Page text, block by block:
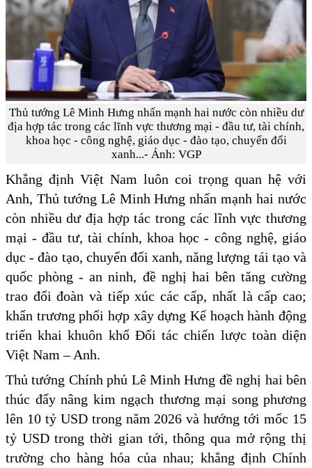
Thủ tướng Lê Minh Hưng nhấn mạnh hai nước còn nhiều dư
địa hợp tác trong các lĩnh vực thương mại - đầu tư, tài chính,
khoa học - công nghệ, giáo dục - đào tạo, chuyển đổi
xanh...- Ảnh: VGP
Khẳng định Việt Nam luôn coi trọng quan hệ với
Anh, Thủ tướng Lê Minh Hưng nhấn mạnh hai nước
còn nhiều dư địa hợp tác trong các lĩnh vực thương
mại - đầu tư, tài chính, khoa học - công nghệ, giáo
dục - đào tạo, chuyển đổi xanh, năng lượng tái tạo và
quốc phòng - an ninh, đề nghị hai bên tăng cường
trao đổi đoàn và tiếp xúc các cấp, nhất là cấp cao;
khẩn trương phối hợp xây dựng Kế hoạch hành động
triển khai khuôn khổ Đối tác chiến lược toàn diện
Việt Nam – Anh.
Thủ tướng Chính phủ Lê Minh Hưng đề nghị hai bên
thúc đẩy nâng kim ngạch thương mại song phương
lên 10 tỷ USD trong năm 2026 và hướng tới mốc 15
tỷ USD trong thời gian tới, thông qua mở rộng thị
trường cho hàng hóa của nhau; khẳng định Chính